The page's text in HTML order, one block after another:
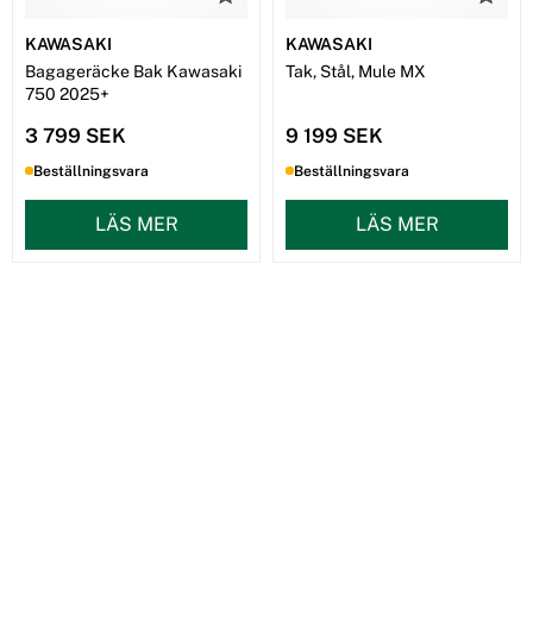
KAWASAKI
Bagageräcke Bak Kawasaki
750 2025+
3 799 SEK
Beställningsvara
LÄS MER
KAWASAKI
Tak, Stål, Mule MX
9 199 SEK
Beställningsvara
LÄS MER